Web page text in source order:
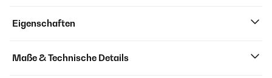
Eigenschaften
Maße & Technische Details